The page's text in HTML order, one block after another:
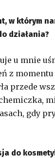
w którym
działania?
u mnie
z
przede
gdy
do